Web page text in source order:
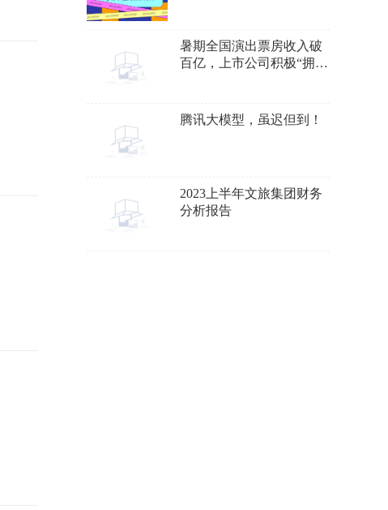
暑期全国演出票房收入破
百亿，上市公司积极“拥
腾讯大模型，虽迟但到！
2023上半年文旅集团财务
分析报告